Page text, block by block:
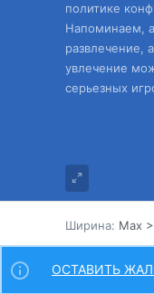
политике
Напоминаем,
развлечение,
увлечение
серьезных
Ширина
ОСТАВИТЬ